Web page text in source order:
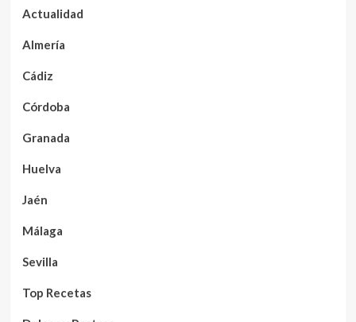
Actualidad
Almería
Cádiz
Córdoba
Granada
Huelva
Jaén
Málaga
Sevilla
Top Recetas